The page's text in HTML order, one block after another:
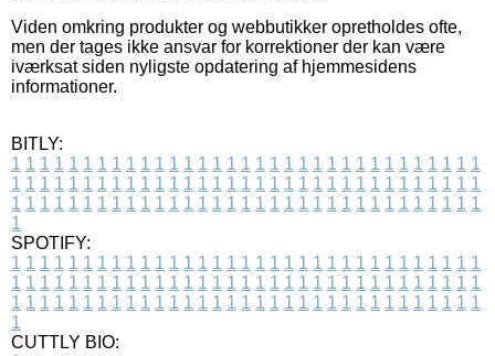
Viden omkring produkter og webbutikker opretholdes ofte,
men der tages ikke ansvar for korrektioner der kan være
iværksat siden nyligste opdatering af hjemmesidens
informationer.
BITLY:
1 1 1 1 1 1 1 1 1 1 1 1 1 1 1 1 1 1 1 1 1 1 1 1 1 1 1 1 1 1 1 1 1
1 1 1 1 1 1 1 1 1 1 1 1 1 1 1 1 1 1 1 1 1 1 1 1 1 1 1 1 1 1 1 1 1
1 1 1 1 1 1 1 1 1 1 1 1 1 1 1 1 1 1 1 1 1 1 1 1 1 1 1 1 1 1 1 1 1
1
SPOTIFY:
1 1 1 1 1 1 1 1 1 1 1 1 1 1 1 1 1 1 1 1 1 1 1 1 1 1 1 1 1 1 1 1 1
1 1 1 1 1 1 1 1 1 1 1 1 1 1 1 1 1 1 1 1 1 1 1 1 1 1 1 1 1 1 1 1 1
1 1 1 1 1 1 1 1 1 1 1 1 1 1 1 1 1 1 1 1 1 1 1 1 1 1 1 1 1 1 1 1 1
1
CUTTLY BIO: